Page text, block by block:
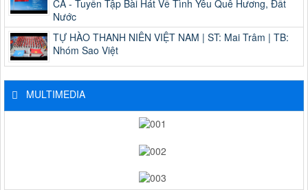
CA - Tuyển Tập Bài Hát Về Tình Yêu Quê Hương, Đất
Nước
TỰ HÀO THANH NIÊN VIỆT NAM | ST: Mai Trâm | TB:
Nhóm Sao Việt
MULTIMEDIA